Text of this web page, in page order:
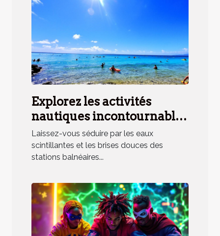
Explorez les activités
nautiques incontournables
en station balnéaire
méridionale
Laissez-vous séduire par les eaux
scintillantes et les brises douces des
stations balnéaires...